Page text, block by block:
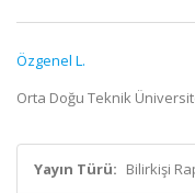
Özgenel L.
Orta Doğu Teknik
Yayın Türü: Bilirkişi